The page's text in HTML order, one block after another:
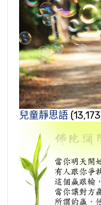
兒童靜思語